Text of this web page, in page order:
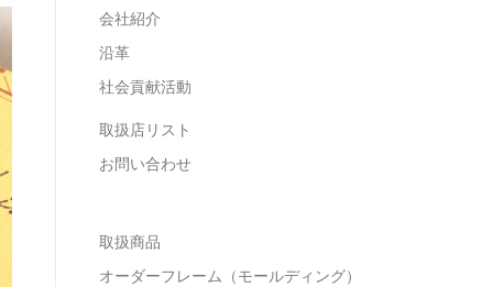
会社紹介
沿革
社会貢献活動
取扱店リスト
お問い合わせ
取扱商品
オーダーフレーム（モールディング）